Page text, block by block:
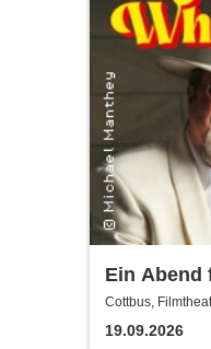
Ein Abend
Whittaker -
mit allen
Cottbus,
19.09.2026